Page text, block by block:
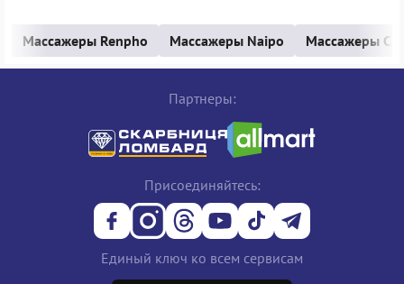
Массажеры Renpho Массажеры Naipo Массажеры
Партнеры:
Присоединяйтесь:
Единый ключ ко всем сервисам